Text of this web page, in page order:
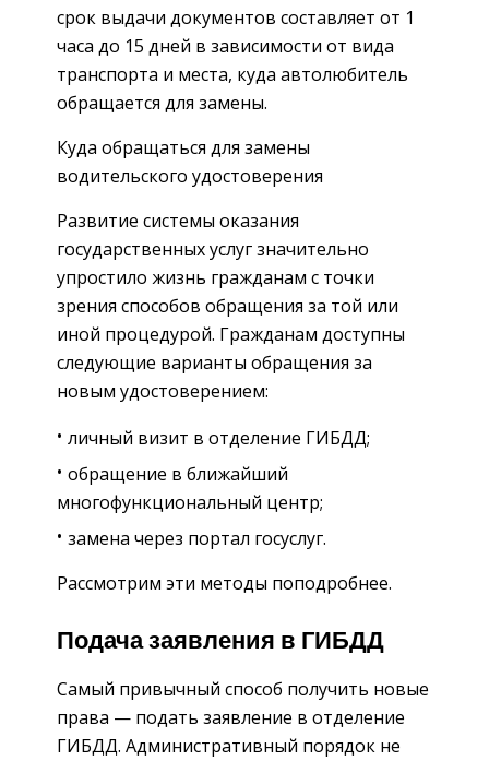
срок выдачи документов составляет от 1
часа до 15 дней в зависимости от вида
транспорта и места, куда автолюбитель
обращается для замены.
Куда обращаться для замены
водительского удостоверения
Развитие системы оказания
государственных услуг значительно
упростило жизнь гражданам с точки
зрения способов обращения за той или
иной процедурой. Гражданам доступны
следующие варианты обращения за
новым удостоверением:
личный визит в отделение ГИБДД;
обращение в ближайший
многофункциональный центр;
замена через портал госуслуг.
Рассмотрим эти методы поподробнее.
Подача заявления в ГИБДД
Самый привычный способ получить новые
права — подать заявление в отделение
ГИБДД. Административный порядок не